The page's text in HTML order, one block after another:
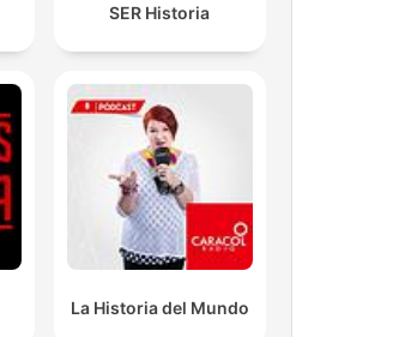
SER Historia
La Historia del Mundo